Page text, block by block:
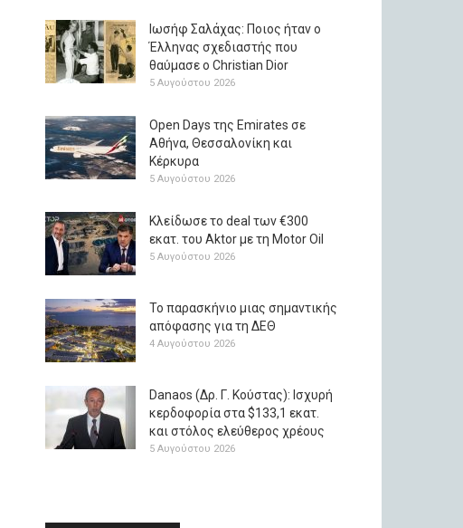
Ιωσήφ Σαλάχας: Ποιος ήταν ο
Έλληνας σχεδιαστής που
θαύμασε ο Christian Dior
5 Αυγούστου 2026
Open Days της Emirates σε
Αθήνα, Θεσσαλονίκη και
Κέρκυρα
5 Αυγούστου 2026
Κλείδωσε το deal των €300
εκατ. του Aktor με τη Μotor Oil
5 Αυγούστου 2026
Το παρασκήνιο μιας σημαντικής
απόφασης για τη ΔΕΘ
4 Αυγούστου 2026
Danaos (Δρ. Γ. Κούστας): Ισχυρή
κερδοφορία στα $133,1 εκατ.
και στόλος ελεύθερος χρέους
5 Αυγούστου 2026